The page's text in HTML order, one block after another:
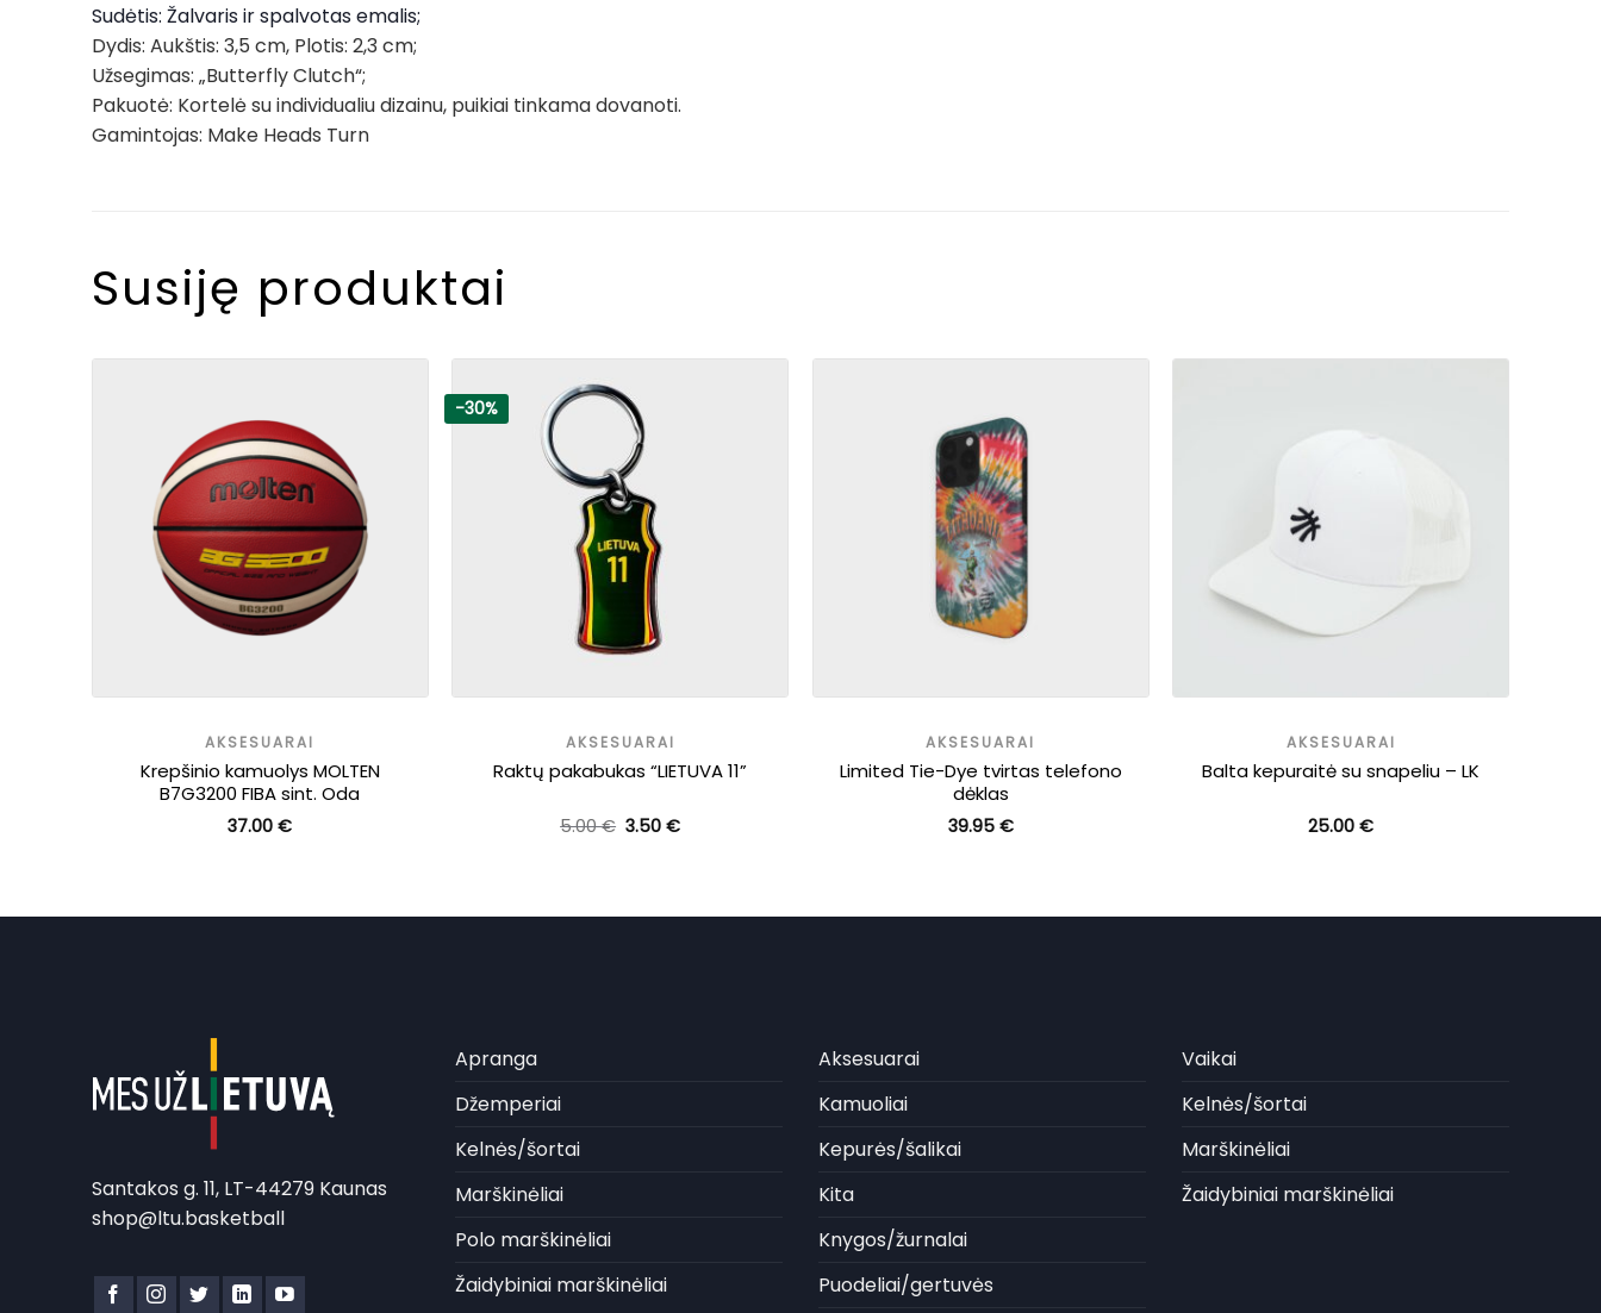
Sudėtis: Žalvaris ir spalvotas emalis;
Dydis: Aukštis: 3,5 cm, Plotis: 2,3 cm;
Užsegimas: „Butterfly Clutch“;
Pakuotė: Kortelė su individualiu dizainu, puikiai tinkama dovanoti.
Gamintojas: Make Heads Turn
Susiję produktai
AKSESUARAI
Krepšinio kamuolys MOLTEN
B7G3200 FIBA sint. Oda
37.00€
-30%
AKSESUARAI
Raktų pakabukas “LIETUVA 11”
5.00€ Original
3.50€Current
AKSESUARAI
Limited Tie-Dye tvirtas telefono
dėklas
39.95 €
AKSESUARAI
Balta kepuraitė su snapeliu – LK
25.00€
Santakos g. 11, LT-44279 Kaunas
shop@ltu.basketball
Apranga
Džemperiai
Kelnės/šortai
Marškinėliai
Polo marškinėliai
Žaidybiniai marškinėliai
Aksesuarai
Kamuoliai
Kepurės/šalikai
Kita
Knygos/žurnalai
Puodeliai/gertuvės
Vaikai
Kelnės/šortai
Marškinėliai
Žaidybiniai marškinėliai